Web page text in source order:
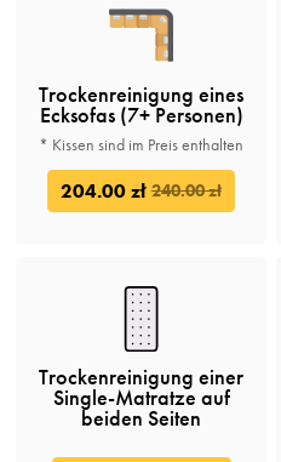
Trockenreinigung eines
Ecksofas (7+ Personen)
* Kissen sind im Preis enthalten
204.00 zł 240.00 zł
Trockenreinigung einer
Single-Matratze auf
beiden Seiten